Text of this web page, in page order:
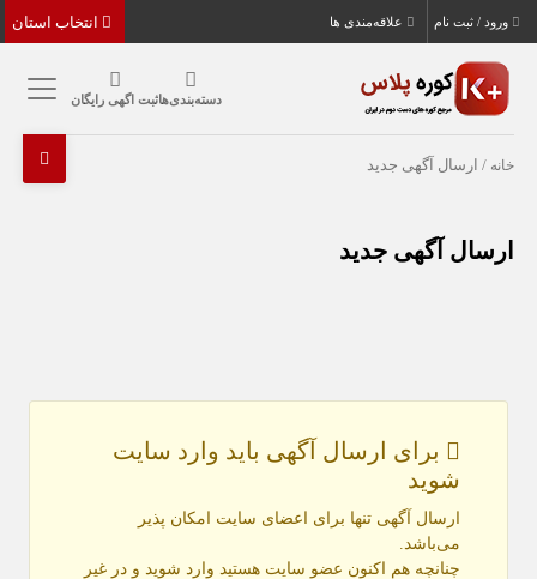
ورود / ثبت نام علاقه‌مندی ها
دسته‌بندی‌هاثبت اگهی رایگان
خانه / ارسال‌ آگهی جدید
ارسال‌ آگهی جدید
برای ارسال آگهی باید وارد سایت
شوید
ارسال آگهی تنها برای اعضای سایت امکان پذیر
می‌باشد.
چنانچه هم‌ اکنون عضو سایت هستید وارد شوید و در غیر